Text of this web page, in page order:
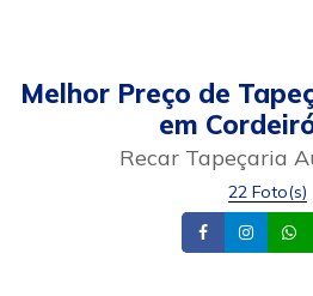
Melhor Preço de
em
Recar Tapeçaria
22 Foto(s)
Facebook